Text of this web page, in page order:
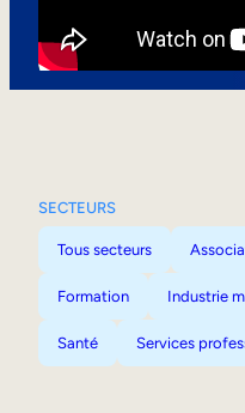
SECTEURS
Tous secteurs
Formation Industrie
Santé Services